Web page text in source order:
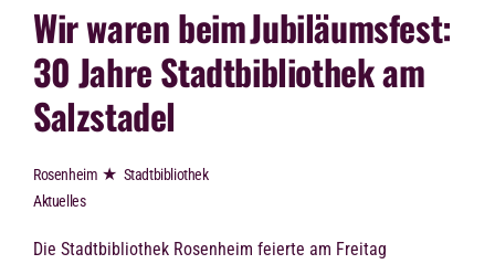
Wir waren beimJubiläumsfest:
30 Jahre Stadtbibliothek am
Salzstadel
Rosenheim ★ Stadtbibliothek
Aktuelles
Die Stadtbibliothek Rosenheim feierte am Freitag